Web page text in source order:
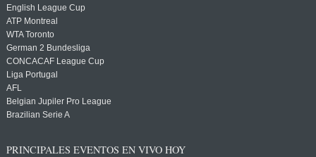
English League Cup
ATP Montreal
WTA Toronto
German 2 Bundesliga
CONCACAF League Cup
Liga Portugal
AFL
Belgian Jupiler Pro League
Brazilian Serie A
PRINCIPALES EVENTOS EN VIVO HOY